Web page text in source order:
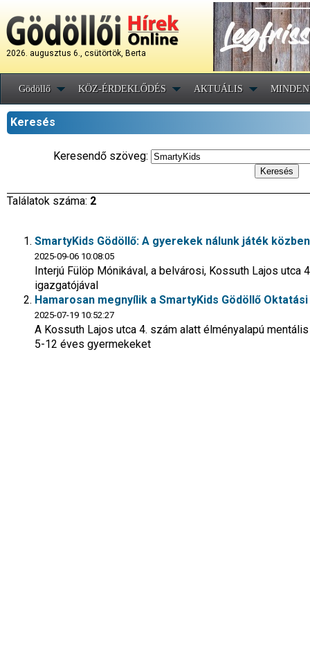
2026. augusztus 6., csütörtök, Berta
Gödöllő KÖZ-ÉRDEKLŐDÉS AKTUÁLIS
Keresés
Keresendő szöveg:
Találatok száma: 2
SmartyKids Gödöllő: A gyerekek nálunk játék
2025-09-06 10:08:05
Interjú Fülöp Mónikával, a belvárosi, Kossuth Lajos
igazgatójával
Hamarosan megnyílik a SmartyKids Gödöllő
2025-07-19 10:52:27
A Kossuth Lajos utca 4. szám alatt élményalapú
5-12 éves gyermekeket